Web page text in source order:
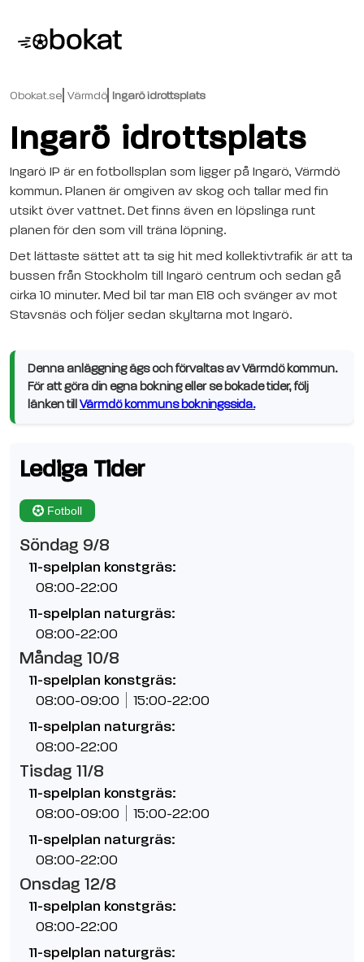
Obokat.se Värmdö Ingarö idrottsplats
Ingarö idrottsplats
Ingarö IP är en fotbollsplan som ligger på Ingarö, Värmdö
kommun. Planen är omgiven av skog och tallar med fin
utsikt över vattnet. Det finns även en löpslinga runt
planen för den som vill träna löpning.
Det lättaste sättet att ta sig hit med kollektivtrafik är att ta
bussen från Stockholm till Ingarö centrum och sedan gå
cirka 10 minuter. Med bil tar man E18 och svänger av mot
Stavsnäs och följer sedan skyltarna mot Ingarö.
Denna anläggning ägs och förvaltas av Värmdö kommun.
För att göra din egna bokning eller se bokade tider, följ
länken till Värmdö kommuns bokningssida.
Lediga Tider
Fotboll
Söndag 9/8
11-spelplan konstgräs:
08:00-22:00
11-spelplan naturgräs:
08:00-22:00
Måndag 10/8
11-spelplan konstgräs:
08:00-09:00 15:00-22:00
11-spelplan naturgräs:
08:00-22:00
Tisdag 11/8
11-spelplan konstgräs:
08:00-09:00 15:00-22:00
11-spelplan naturgräs:
08:00-22:00
Onsdag 12/8
11-spelplan konstgräs:
08:00-22:00
11-spelplan naturgräs: